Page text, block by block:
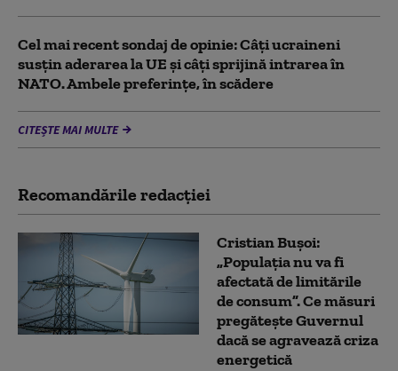
Cel mai recent sondaj de opinie: Câți ucraineni
susțin aderarea la UE și câți sprijină intrarea în
NATO. Ambele preferințe, în scădere
CITEȘTE MAI MULTE
Recomandările redacţiei
Cristian Bușoi:
„Populația nu va fi
afectată de limitările
de consum”. Ce măsuri
pregătește Guvernul
dacă se agravează criza
energetică